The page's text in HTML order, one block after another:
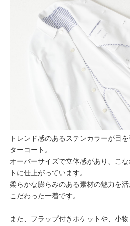
トレンド感のあるステンカラーが目
ターコート。
オーバーサイズで立体感があり、こ
トに仕上がっています。
柔らかな膨らみのある素材の魅力を
こだわった一着です。
また、フラップ付きポケットや、小